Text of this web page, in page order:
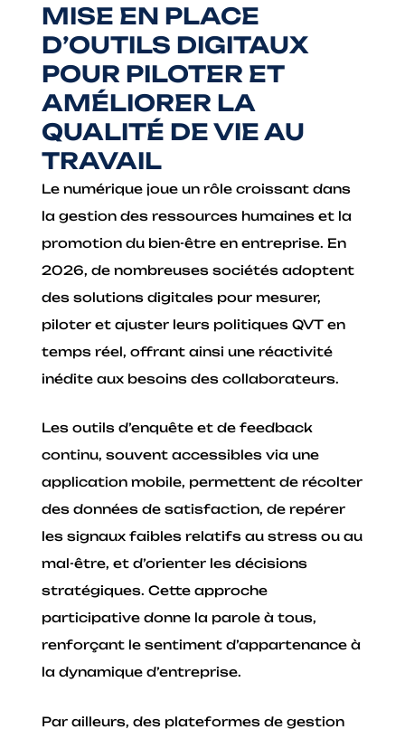
MISE EN PLACE
D’OUTILS DIGITAUX
POUR PILOTER ET
AMÉLIORER LA
QUALITÉ DE VIE AU
TRAVAIL
Le numérique joue un rôle croissant dans
la gestion des ressources humaines et la
promotion du bien-être en entreprise. En
2026, de nombreuses sociétés adoptent
des solutions digitales pour mesurer,
piloter et ajuster leurs politiques QVT en
temps réel, offrant ainsi une réactivité
inédite aux besoins des collaborateurs.
Les outils d’enquête et de feedback
continu, souvent accessibles via une
application mobile, permettent de récolter
des données de satisfaction, de repérer
les signaux faibles relatifs au stress ou au
mal-être, et d’orienter les décisions
stratégiques. Cette approche
participative donne la parole à tous,
renforçant le sentiment d’appartenance à
la dynamique d’entreprise.
Par ailleurs, des plateformes de gestion